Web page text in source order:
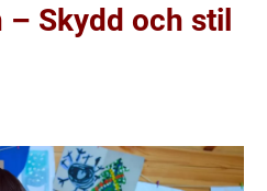
– Skydd och stil